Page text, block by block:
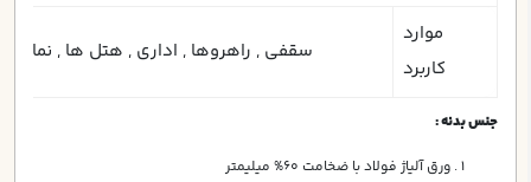
موارد
کاربرد
سقفي , راهروها , اداری , هتل ها ,
جنس بدنه :
ورق آلياژ فولاد با ضخامت 60% ميليمتر